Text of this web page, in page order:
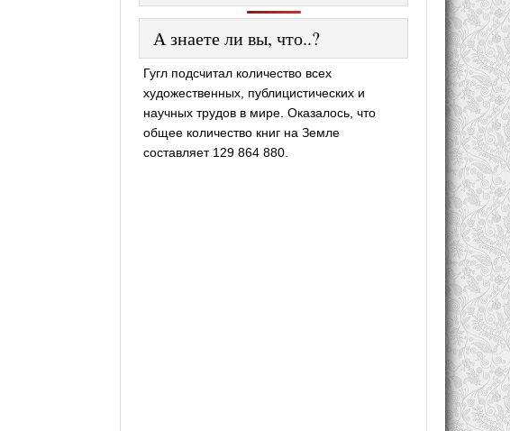
А знаете ли вы, что..?
Гугл подсчитал количество всех
художественных, публицистических и
научных трудов в мире. Оказалось, что
общее количество книг на Земле
составляет 129 864 880.